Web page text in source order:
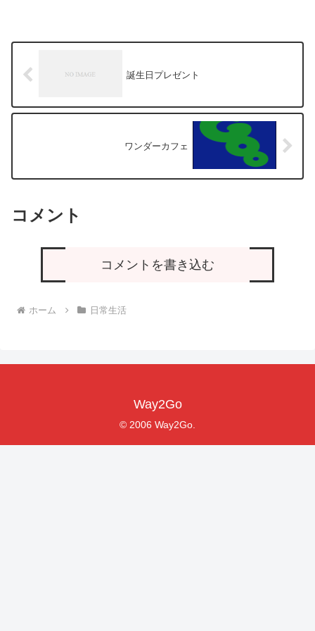
誕生日プレゼント
ワンダーカフェ
コメント
コメントを書き込む
ホーム 日常生活
Way2Go
© 2006 Way2Go.